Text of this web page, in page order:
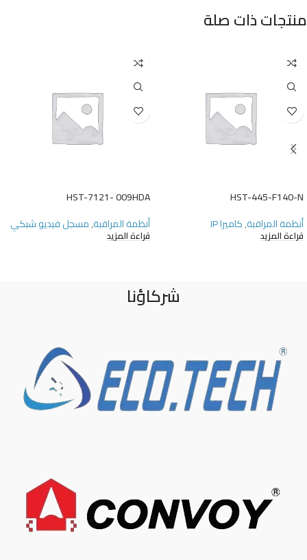
منتجات ذات صلة
HST-445-F140-N
أنظمة المراقبة,كاميرا IP
قراءة المزيد
HST-7121- 009HDA
أنظمة المراقبة,مسجل فيديو شبكي
قراءة المزيد
شركاؤنا